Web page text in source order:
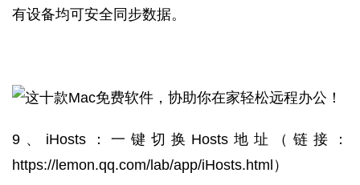
有设备均可安全同步数据。
9、iHosts：一键切换Hosts地址
（链接：
https://lemon.qq.com/lab/app/iHosts.html ）